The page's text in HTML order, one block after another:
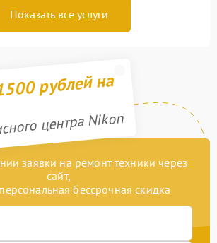
Показать все услуги
рублей на
центра Nikon
заявки на ремонт техники через
сайт,
бессрочная скидка